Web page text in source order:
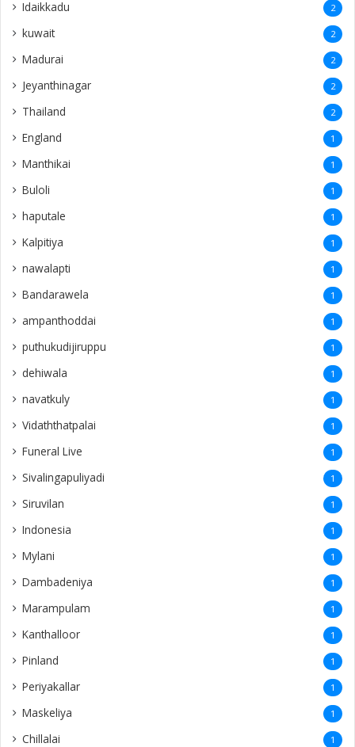
Idaikkadu 2
kuwait 2
Madurai 2
Jeyanthinagar 2
Thailand 2
England 1
Manthikai 1
Buloli 1
haputale 1
Kalpitiya 1
nawalapti 1
Bandarawela 1
ampanthoddai 1
puthukudijiruppu 1
dehiwala 1
navatkuly 1
Vidaththatpalai 1
Funeral Live 1
Sivalingapuliyadi 1
Siruvilan 1
Indonesia 1
Mylani 1
Dambadeniya 1
Marampulam 1
Kanthalloor 1
Pinland 1
Periyakallar 1
Maskeliya 1
Chillalai 1